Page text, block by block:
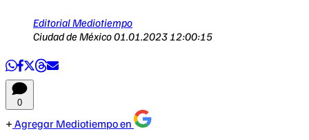
Editorial Mediotiempo
Ciudad de México01.01.2023 12:00:15
0
Agregar Mediotiempo en